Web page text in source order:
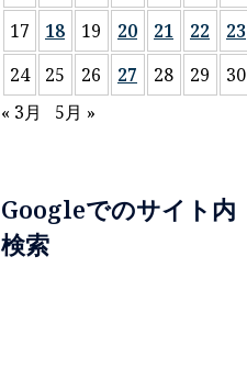
17
18 19 20 21 22
23
24
25 26 27 28 29
30
« 3月
5月 »
Googleでのサイト内
検索